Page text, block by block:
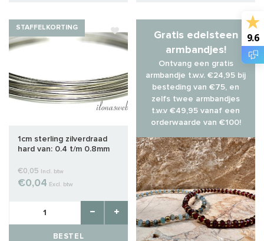
STAFFELKORTING
1cm sterling zilverdraad
hard van: 0.4 t/m 0.8mm
€0,05 Incl. btw
€0,04 Excl. btw
BESTEL
Gratis edelsteen
armbandjes!
Ontvang een gratis
armbandje t.w.v. €24,95 bij
besteding van €75, en
zelfs twee armbandjes
t.w.v €49,95 vanaf een
orderwaarde van €100!
9.6